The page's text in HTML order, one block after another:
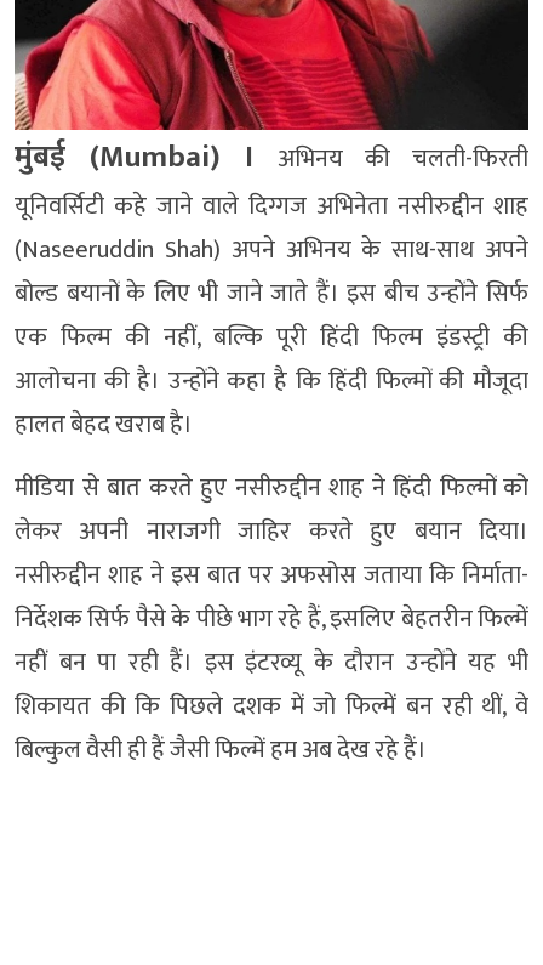
मुंबई (Mumbai) ।
अभिनय की चलती-फिरती
यूनिवर्सिटी कहे जाने वाले दिग्गज अभिनेता नसीरुद्दीन शाह
(Naseeruddin Shah) अपने अभिनय के साथ-साथ अपने
बोल्ड बयानों के लिए भी जाने जाते हैं। इस बीच उन्होंने सिर्फ
एक फिल्म की नहीं, बल्कि पूरी हिंदी फिल्म इंडस्ट्री की
आलोचना की है। उन्होंने कहा है कि हिंदी फिल्मों की मौजूदा
हालत बेहद खराब है।
मीडिया से बात करते हुए नसीरुद्दीन शाह ने हिंदी फिल्मों को
लेकर अपनी नाराजगी जाहिर करते हुए बयान दिया।
नसीरुद्दीन शाह ने इस बात पर अफसोस जताया कि निर्माता-
निर्देशक सिर्फ पैसे के पीछे भाग रहे हैं, इसलिए बेहतरीन फिल्में
नहीं बन पा रही हैं। इस इंटरव्यू के दौरान उन्होंने यह भी
शिकायत की कि पिछले दशक में जो फिल्में बन रही थीं, वे
बिल्कुल वैसी ही हैं जैसी फिल्में हम अब देख रहे हैं।